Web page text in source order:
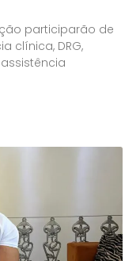
participarão de
clínica, DRG,